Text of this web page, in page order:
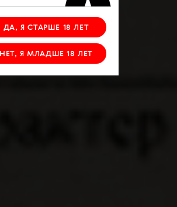
ДА, Я СТАРШЕ 18 ЛЕТ
НЕТ, Я МЛАДШЕ 18 ЛЕТ